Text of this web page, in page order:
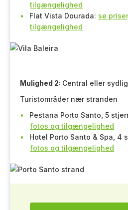
tilgængelighed
Flat Vista Dourada: se
tilgængelighed
Mulighed 2: Central eller
Turistområder nær stranden
Pestana Porto Santo, 5
fotos og tilgængelighed
Hotel Porto Santo & Spa, 4
fotos og tilgængelighed